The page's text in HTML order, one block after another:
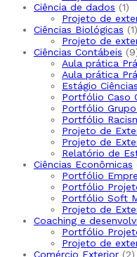
Ciência de dados
1
Projeto de
Ciências Biológicas
1
Projeto de
Ciências Contábeis
9
Aula prática
Aula prática
Estágio
Portfólio Caso
Portfólio Grupo
Portfólio
Projeto de
Projeto de
Relatório de
Ciências Econômicas
Portfólio
Portfólio
Portfólio Soft
Projeto de
Coaching e
Portfólio
Projeto de
Comércio Exterior
2